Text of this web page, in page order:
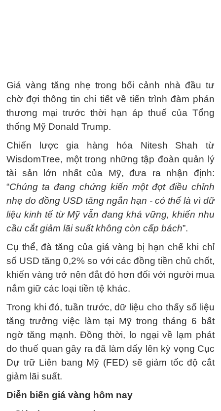
Giá vàng tăng nhẹ trong bối cảnh nhà đầu tư
chờ đợi thông tin chi tiết về tiến trình đàm phán
thương mại trước thời hạn áp thuế của Tổng
thống Mỹ Donald Trump.
Chiến lược gia hàng hóa Nitesh Shah từ
WisdomTree, một trong những tập đoàn quản lý
tài sản lớn nhất của Mỹ, đưa ra nhận định:
“Chúng ta đang chứng kiến một đợt điều chỉnh
nhẹ do đồng USD tăng ngắn hạn - có thể là vì dữ
liệu kinh tế từ Mỹ vẫn đang khá vững, khiến nhu
cầu cắt giảm lãi suất không còn cấp bách”.
Cụ thể, đà tăng của giá vàng bị hạn chế khi chỉ
số USD tăng 0,2% so với các đồng tiền chủ chốt,
khiến vàng trở nên đắt đỏ hơn đối với người mua
nắm giữ các loại tiền tệ khác.
Trong khi đó, tuần trước, dữ liệu cho thấy số liệu
tăng trưởng việc làm tại Mỹ trong tháng 6 bất
ngờ tăng mạnh. Đồng thời, lo ngại về lạm phát
do thuế quan gây ra đã làm dấy lên kỳ vọng Cục
Dự trữ Liên bang Mỹ (FED) sẽ giảm tốc độ cắt
giảm lãi suất.
Diễn biến giá vàng hôm nay